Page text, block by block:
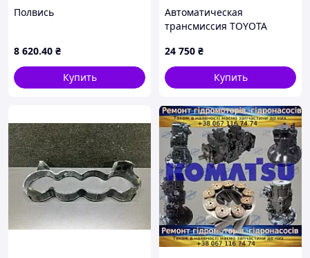
Полвись
8 620.40 ₴
Купить
Автоматическая
трансмиссия TOYOTA
33011
24 750 ₴
Купить